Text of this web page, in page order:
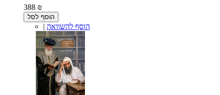
388 ₪
הוסף לסל
| הוסף להשוואה